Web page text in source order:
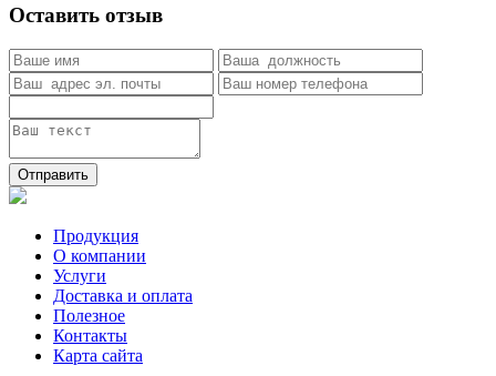
Оставить отзыв
Отправить
Продукция
О компании
Услуги
Доставка и оплата
Полезное
Контакты
Карта сайта